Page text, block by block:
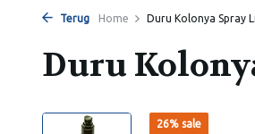
Terug Home Duru Kolonya Spray
Duru
26% sale